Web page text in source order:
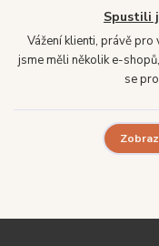
Spustili
Vážení klienti, právě
jsme měli několik e-
se